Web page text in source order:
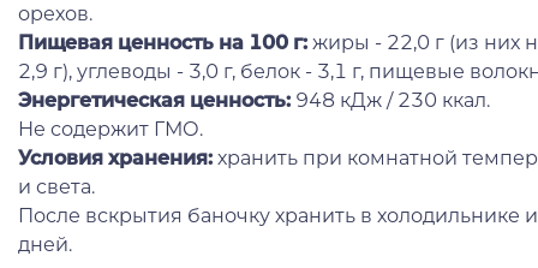
орехов.
Пищевая ценность на 100 г: жиры - 22,0 г (из них
2,9 г), углеводы - 3,0 г, белок - 3,1 г, пищевые
Энергетическая ценность: 948 кДж / 230 ккал.
Не содержит ГМО.
Условия хранения: хранить при комнатной
и света.
После вскрытия баночку хранить в холодильнике
дней.